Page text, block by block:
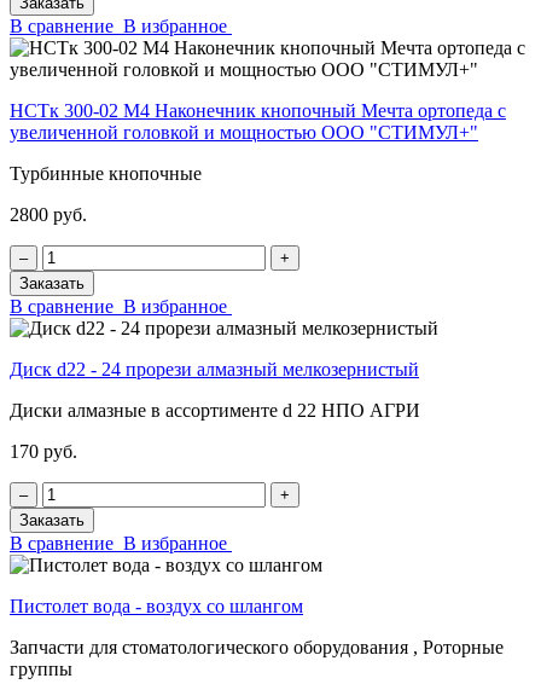
В сравнение В избранное
НСТк 300-02 М4 Наконечник кнопочный Мечта ортопеда с
увеличенной головкой и мощностью ООО "СТИМУЛ+"
Турбинные кнопочные
2800 руб.
‒
+
Заказать
В сравнение В избранное
Диск d22 - 24 прорези алмазный мелкозернистый
Диски алмазные в ассортименте d 22 НПО АГРИ
170 руб.
‒
+
Заказать
В сравнение В избранное
Пистолет вода - воздух со шлангом
Запчасти для стоматологического оборудования , Роторные
группы